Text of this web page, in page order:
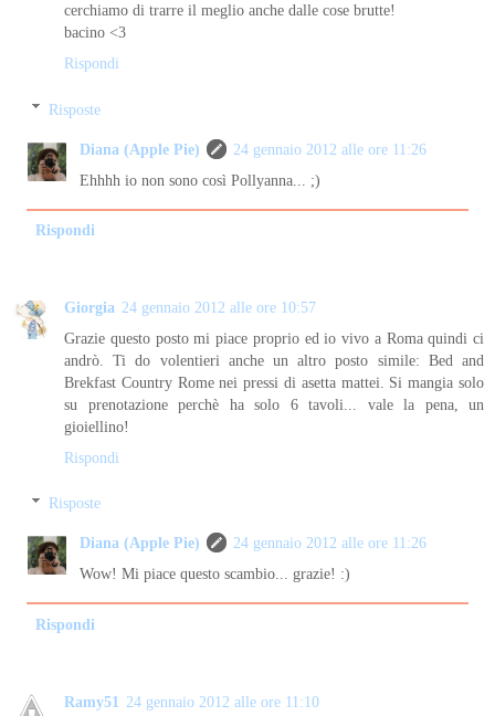
cerchiamo di trarre il meglio anche dalle cose brutte!
bacino <3
Rispondi
Risposte
Diana (Apple Pie)
24 gennaio 2012 alle ore 11:26
Ehhhh io non sono così Pollyanna... ;)
Rispondi
Giorgia 24 gennaio 2012 alle ore 10:57
Grazie questo posto mi piace proprio ed io vivo a Roma quindi ci
andrò. Ti do volentieri anche un altro posto simile: Bed and
Brekfast Country Rome nei pressi di asetta mattei. Si mangia solo
su prenotazione perchè ha solo 6 tavoli... vale la pena, un
gioiellino!
Rispondi
Risposte
Diana (Apple Pie)
24 gennaio 2012 alle ore 11:26
Wow! Mi piace questo scambio... grazie! :)
Rispondi
Ramy51 24 gennaio 2012 alle ore 11:10